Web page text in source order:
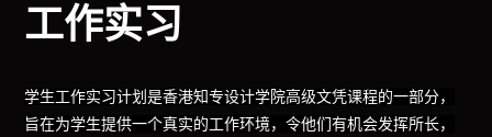
工作实习
学生工作实习计划是香港知专设计学院高级文凭课程的一部分，
旨在为学生提供一个真实的工作环境，令他们有机会发挥所长，